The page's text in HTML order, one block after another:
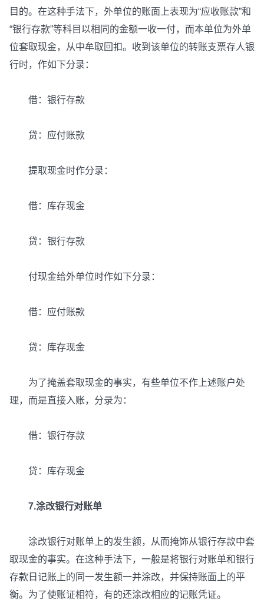
目的。在这种手法下，外单位的账面上表现为“应收账款”和
“银行存款”等科目以相同的金额一收一付，而本单位为外单
位套取现金，从中牟取回扣。收到该单位的转账支票存人银
行时，作如下分录：
借：银行存款
贷：应付账款
提取现金时作分录：
借：库存现金
贷：银行存款
付现金给外单位时作如下分录：
借：应付账款
贷：库存现金
为了掩盖套取现金的事实，有些单位不作上述账户处
理，而是直接入账，分录为：
借：银行存款
贷：库存现金
7.涂改银行对账单
涂改银行对账单上的发生额，从而掩饰从银行存款中套
取现金的事实。在这种手法下，一般是将银行对账单和银行
存款日记账上的同一发生额一并涂改，并保持账面上的平
衡。为了使账证相符，有的还涂改相应的记账凭证。